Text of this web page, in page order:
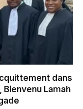
dans
Bienvenu Lamah